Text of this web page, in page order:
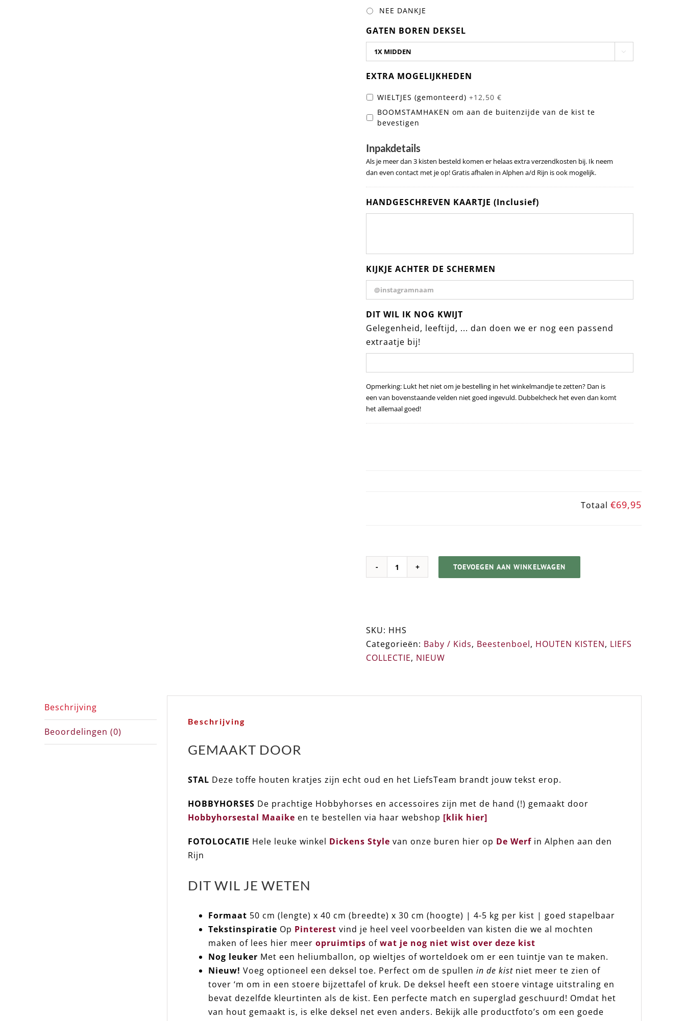
NEE DANKJE
GATEN BOREN DEKSEL

EXTRA MOGELIJKHEDEN
WIELTJES (gemonteerd) +12,50 €
BOOMSTAMHAKEN om aan de buitenzijde van de kist te
bevestigen
Inpakdetails
Als je meer dan 3 kisten besteld komen er helaas extra verzendkosten bij. Ik neem
dan even contact met je op! Gratis afhalen in Alphen a/d Rijn is ook mogelijk.
HANDGESCHREVEN KAARTJE (Inclusief)
KIJKJE ACHTER DE SCHERMEN
DIT WIL IK NOG KWIJT
Gelegenheid, leeftijd, ... dan doen we er nog een passend
extraatje bij!
Opmerking: Lukt het niet om je bestelling in het winkelmandje te zetten? Dan is
een van bovenstaande velden niet goed ingevuld. Dubbelcheck het even dan komt
het allemaal goed!
Totaal €69,95
HOBBY
Origineel
Cadeau
Kinderen
aantal
TOEVOEGEN AAN WINKELWAGEN
SKU: HHS
Categorieën: Baby / Kids, Beestenboel, HOUTEN KISTEN, LIEFS
COLLECTIE, NIEUW
Beschrijving
Beoordelingen (0)
Beschrijving
GEMAAKT DOOR
STAL Deze toffe houten kratjes zijn echt oud en het LiefsTeam brandt jouw tekst erop.
HOBBYHORSES De prachtige Hobbyhorses en accessoires zijn met de hand (!) gemaakt door
Hobbyhorsestal Maaike en te bestellen via haar webshop [klik hier]
FOTOLOCATIE Hele leuke winkel Dickens Style van onze buren hier op De Werf in Alphen aan den
Rijn
DIT WIL JE WETEN
Formaat 50 cm (lengte) x 40 cm (breedte) x 30 cm (hoogte) | 4-5 kg per kist | goed stapelbaar
Tekstinspiratie Op Pinterest vind je heel veel voorbeelden van kisten die we al mochten
maken of lees hier meer opruimtips of wat je nog niet wist over deze kist
Nog leuker Met een heliumballon, op wieltjes of worteldoek om er een tuintje van te maken.
Nieuw! Voeg optioneel een deksel toe. Perfect om de spullen in de kist niet meer te zien of
tover ‘m om in een stoere bijzettafel of kruk. De deksel heeft een stoere vintage uitstraling en
bevat dezelfde kleurtinten als de kist. Een perfecte match en superglad geschuurd! Omdat het
van hout gemaakt is, is elke deksel net even anders. Bekijk alle productfoto’s om een goede